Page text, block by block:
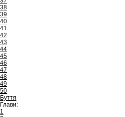
38
39
40
41
42
43
44
45
46
47
48
49
50
Буття
Глави:
1